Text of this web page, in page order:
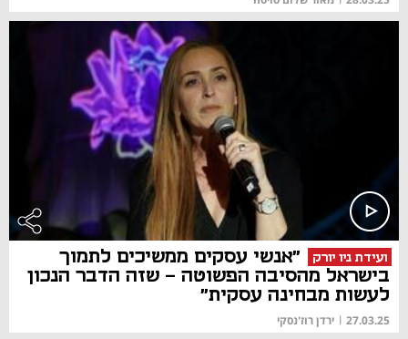
ועידת ניו יורק
"אנשי עסקים ממשיכים לתמוך
בישראל מהסיבה הפשוטה - שזה הדבר הנכון
לעשות מבחינה עסקית"
27.03.25
| ירדן רוז'נסקי